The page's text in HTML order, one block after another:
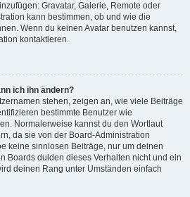
Gravatar, Galerie, Remote oder
kann bestimmen, ob und wie die
Wenn du keinen Avatar benutzen kannst,
kontaktieren.
ich ihn ändern?
stehen, zeigen an, wie viele Beiträge
bestimmte Benutzer wie
Normalerweise kannst du den Wortlaut
da sie von der Board-Administration
keine sinnlosen Beiträge, nur um deinen
Boards dulden dieses Verhalten nicht und ein
deinen Rang unter Umständen einfach